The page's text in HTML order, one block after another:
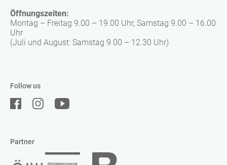
Follow us
Öffnungszeiten:
Montag – Freitag 9.00 – 19.00 Uhr, Samstag 9.00 – 16.00
Uhr
(Juli und August: Samstag 9.00 – 12.30 Uhr)
Partner